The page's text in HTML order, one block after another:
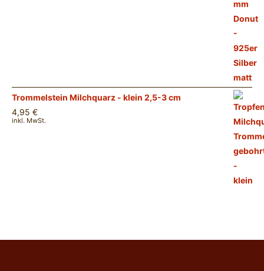
Trommelstein Milchquarz - klein 2,5-3 cm
4,95 €
inkl. MwSt.